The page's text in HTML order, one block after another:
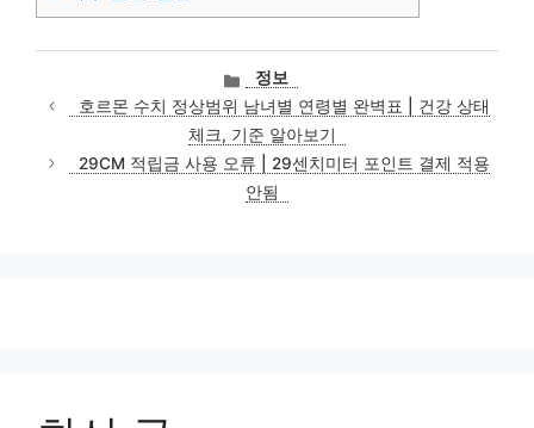
카
테
고
리
정보
호르몬 수치 정상범위 남녀별 연령별 완벽표 | 건강 상태
체크, 기준 알아보기
29CM 적립금 사용 오류 | 29센치미터 포인트 결제 적용
안됨